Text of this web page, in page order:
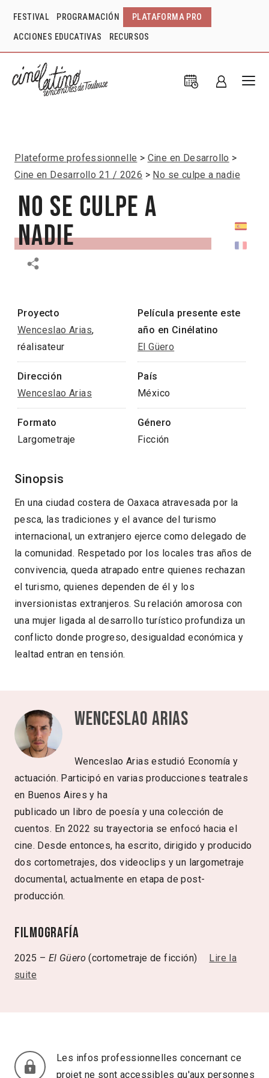
FESTIVAL PROGRAMACIÓN PLATAFORMA PRO
ACCIONES EDUCATIVAS RECURSOS
Plateforme professionnelle
Cine en Desarrollo
Cine en Desarrollo 21 / 2026
No se culpe a nadie
No se culpe a
nadie
Proyecto
Wenceslao Arias,
réalisateur
Película presente este
año en Cinélatino
El Güero
Dirección
Wenceslao Arias
País
México
Formato
Largometraje
Género
Ficción
Sinopsis
En una ciudad costera de Oaxaca atravesada por la
pesca, las tradiciones y el avance del turismo
internacional, un extranjero ejerce como delegado de
la comunidad. Respetado por los locales tras años de
convivencia, queda atrapado entre quienes rechazan
el turismo, quienes dependen de él y los
inversionistas extranjeros. Su relación amorosa con
una mujer ligada al desarrollo turístico profundiza un
conflicto donde progreso, desigualdad económica y
lealtad entran en tensión.
Wenceslao Arias
Wenceslao Arias estudió Economía y
actuación. Participó en varias producciones teatrales
en Buenos Aires y ha
publicado un libro de poesía y una colección de
cuentos. En 2022 su trayectoria se enfocó hacia el
cine. Desde entonces, ha escrito, dirigido y producido
dos cortometrajes, dos videoclips y un largometraje
documental, actualmente en etapa de post-
producción.
Filmografía
2025 – El Güero (cortometraje de ficción)
Lire la
suite
Les infos professionnelles concernant ce
projet ne sont accessibles qu'aux personnes